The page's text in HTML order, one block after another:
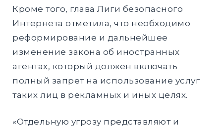
Кроме того, глава Лиги безопасного
Интернета отметила, что необходимо
реформирование и дальнейшее
изменение закона об иностранных
агентах, который должен включать
полный запрет на использование услуг
таких лиц в рекламных и иных целях.
«Отдельную угрозу представляют и